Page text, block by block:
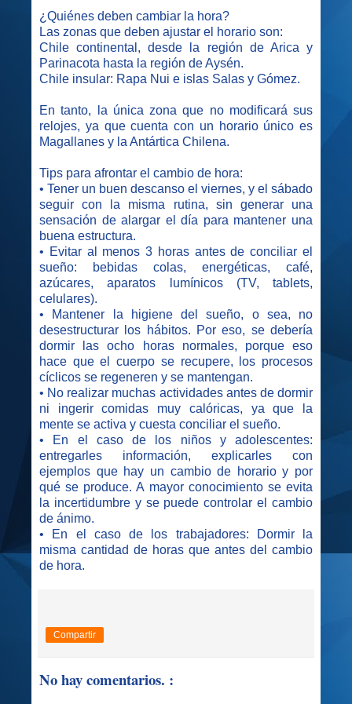
¿Quiénes deben cambiar la hora?
Las zonas que deben ajustar el horario son:
Chile continental, desde la región de Arica y
Parinacota hasta la región de Aysén.
Chile insular: Rapa Nui e islas Salas y Gómez.
En tanto, la única zona que no modificará sus
relojes, ya que cuenta con un horario único es
Magallanes y la Antártica Chilena.
Tips para afrontar el cambio de hora:
• Tener un buen descanso el viernes, y el sábado
seguir con la misma rutina, sin generar una
sensación de alargar el día para mantener una
buena estructura.
• Evitar al menos 3 horas antes de conciliar el
sueño: bebidas colas, energéticas, café,
azúcares, aparatos lumínicos (TV, tablets,
celulares).
• Mantener la higiene del sueño, o sea, no
desestructurar los hábitos. Por eso, se debería
dormir las ocho horas normales, porque eso
hace que el cuerpo se recupere, los procesos
cíclicos se regeneren y se mantengan.
• No realizar muchas actividades antes de dormir
ni ingerir comidas muy calóricas, ya que la
mente se activa y cuesta conciliar el sueño.
• En el caso de los niños y adolescentes:
entregarles información, explicarles con
ejemplos que hay un cambio de horario y por
qué se produce. A mayor conocimiento se evita
la incertidumbre y se puede controlar el cambio
de ánimo.
• En el caso de los trabajadores: Dormir la
misma cantidad de horas que antes del cambio
de hora.
Compartir
No hay comentarios. :